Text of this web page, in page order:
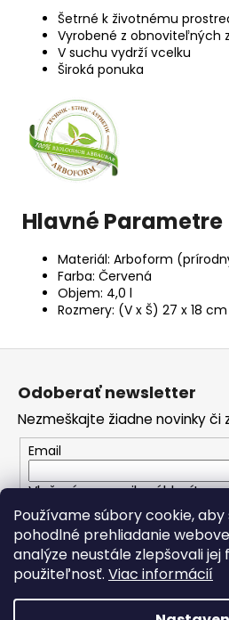
Používame súbory cookie,
pohodlné prehliadanie
analýze neustále zlepšovali jej
použiteľnosť. Viac informácií
Šetrné k životnému
Vyrobené z obnoviteľných
V suchu vydrží vcelku
Široká ponuka
Hlavné Parametre
Materiál: Arboform
Farba: Červená
Objem: 4,0 l
Rozmery: (V x Š) 27 x 18 cm
Z
e
Odoberať newsletter
Nezmeškajte žiadne novinky či
Email
Vložením e-mailu súhlasíte s
ochrany osobných údajov
PRIHLÁSIŤ SA